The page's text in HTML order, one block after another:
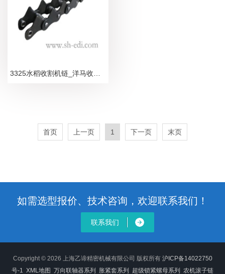
首页 上一页 1 下一页 末页
如需选型报价、技术咨询，欢迎联系我们！
联系我们
Copyright © 2026 上海乙谛精密机械有限公司 版权所有 沪ICP备14022750
号-1 XML地图 万向联轴器系列 胀紧套系列 超级锁紧螺母系列 农机滚子链